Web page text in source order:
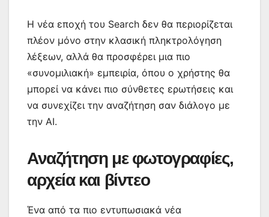
Η νέα εποχή του Search δεν θα περιορίζεται
πλέον μόνο στην κλασική πληκτρολόγηση
λέξεων, αλλά θα προσφέρει μια πιο
«συνομιλιακή» εμπειρία, όπου ο χρήστης θα
μπορεί να κάνει πιο σύνθετες ερωτήσεις και
να συνεχίζει την αναζήτηση σαν διάλογο με
την AI.
Αναζήτηση με φωτογραφίες,
αρχεία και βίντεο
Ένα από τα πιο εντυπωσιακά νέα